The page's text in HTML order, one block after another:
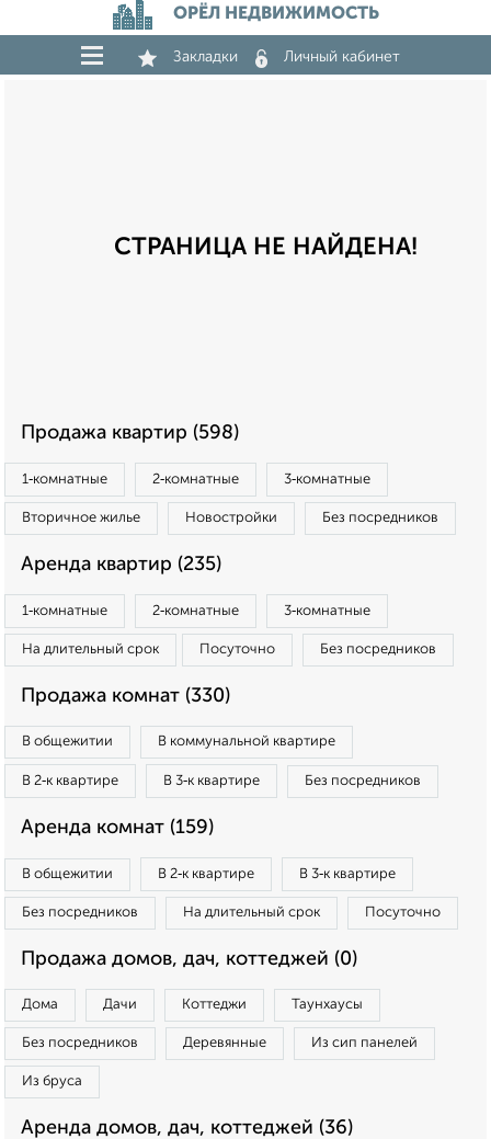
ОРЁЛ НЕДВИЖИМОСТЬ
Закладки Личный кабинет
СТРАНИЦА НЕ НАЙДЕНА!
Продажа квартир (598)
1‑комнатные 2‑комнатные 3‑комнатные
Вторичное жилье Новостройки Без посредников
Аренда квартир (235)
1‑комнатные 2‑комнатные 3‑комнатные
На длительный срок Посуточно Без посредников
Продажа комнат (330)
В общежитии В коммунальной квартире
В 2‑к квартире В 3‑к квартире Без посредников
Аренда комнат (159)
В общежитии В 2‑к квартире В 3‑к квартире
Без посредников На длительный срок Посуточно
Продажа домов, дач, коттеджей (0)
Дома Дачи Коттеджи Таунхаусы
Без посредников Деревянные Из сип панелей
Из бруса
Аренда домов, дач, коттеджей (36)